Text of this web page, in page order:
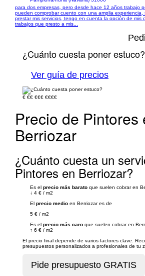
para dos empresas, pero desde hace 12 años trabajo
pueden comprobar cuento con una amplia
prestar mis servicios, tengo en cuenta la opción de mis
trabajos que presto a mis...
¿Cuánto cuesta poner estuco?
Ver guía de precios
€ €€ €€€ €€€€
Precio de Pintores
Berriozar
¿Cuánto cuesta un
Pintores en Berriozar?
Es el precio más barato que suelen cobrar en
↓ 4 € / m2
El precio medio en Berriozar es de
5 € / m2
Es el precio más caro que suelen cobrar en
↑ 6 € / m2
El precio final depende de varios factores clave.
presupuestos personalizados a profesionales de tu